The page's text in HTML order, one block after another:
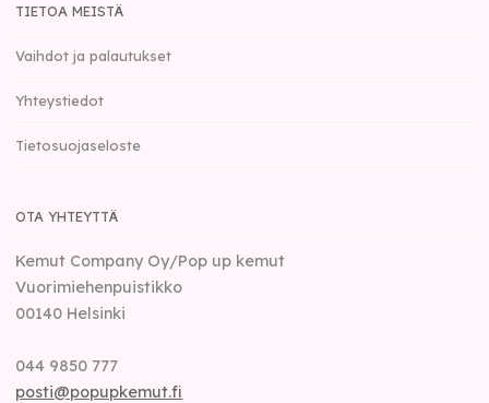
TIETOA MEISTÄ
Vaihdot ja palautukset
Yhteystiedot
Tietosuojaseloste
OTA YHTEYTTÄ
Kemut Company Oy/Pop up kemut
Vuorimiehenpuistikko
00140 Helsinki
044 9850 777
posti@popupkemut.fi